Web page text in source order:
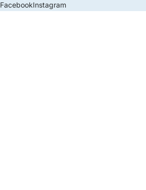
FacebookInstagram